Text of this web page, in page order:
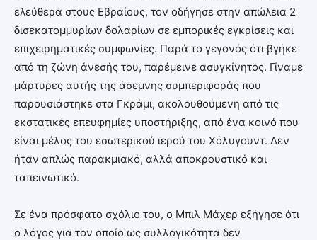
ελεύθερα στους Εβραίους, τον οδήγησε στην απώλεια 2
δισεκατομμυρίων δολαρίων σε εμπορικές εγκρίσεις και
επιχειρηματικές συμφωνίες. Παρά το γεγονός ότι βγήκε
από τη ζώνη άνεσής του, παρέμεινε ασυγκίνητος. Γίναμε
μάρτυρες αυτής της άσεμνης συμπεριφοράς που
παρουσιάστηκε στα Γκράμι, ακολουθούμενη από τις
εκστατικές επευφημίες υποστήριξης, από ένα κοινό που
είναι μέλος του εσωτερικού ιερού του Χόλυγουντ. Δεν
ήταν απλώς παρακμιακό, αλλά αποκρουστικό και
ταπεινωτικό.
Σε ένα πρόσφατο σχόλιο του, ο Μπιλ Μάχερ εξήγησε ότι
ο λόγος για τον οποίο ως συλλογικότητα δεν